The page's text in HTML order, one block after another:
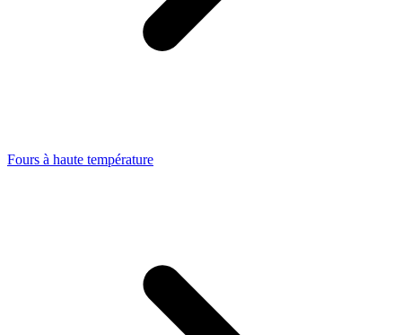
Fours à haute température